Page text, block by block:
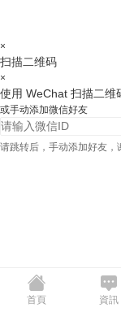
×
扫描二维码
×
使用 WeChat 扫描二维
或手动添加微信好友
请跳转后，手动添加好友，
首頁 資訊